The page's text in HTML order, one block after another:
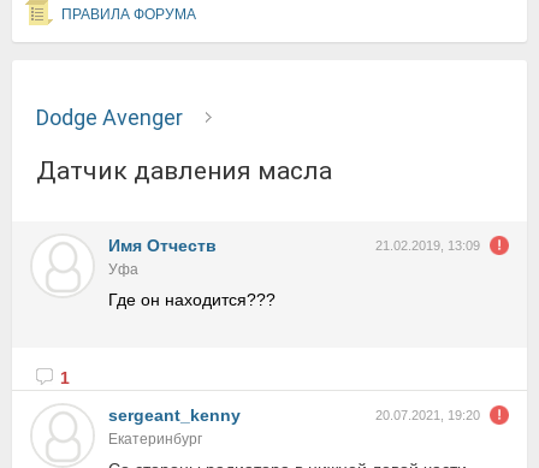
ПРАВИЛА ФОРУМА
Dodge Avenger
Датчик давления масла
Имя Отчеств 21.02.2019, 13:09
Уфа
Где он находится???
1
sergeant_kenny
20.07.2021, 19:20
Екатеринбург